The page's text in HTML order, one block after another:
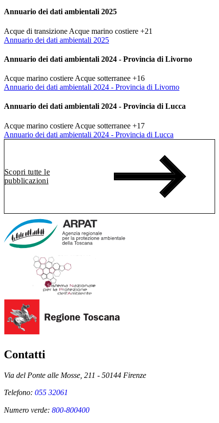
Annuario dei dati ambientali 2025
Acque di transizione Acque marino costiere +21
Annuario dei dati ambientali 2025
Annuario dei dati ambientali 2024 - Provincia di Livorno
Acque marino costiere Acque sotterranee +16
Annuario dei dati ambientali 2024 - Provincia di Livorno
Annuario dei dati ambientali 2024 - Provincia di Lucca
Acque marino costiere Acque sotterranee +17
Annuario dei dati ambientali 2024 - Provincia di Lucca
Scopri tutte le
pubblicazioni
Contatti
Via del Ponte alle Mosse, 211 - 50144 Firenze
Telefono: 055 32061
Numero verde: 800-800400